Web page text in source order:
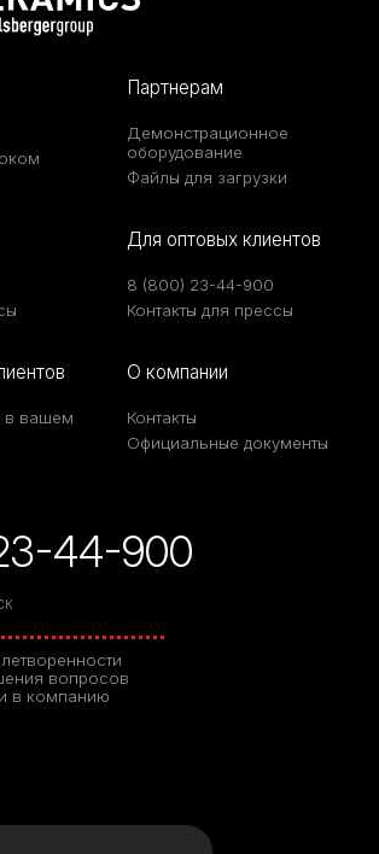
Партнерам
Демонстрационное
оборудование
Файлы для загрузки
Для оптовых клиентов
8 (800) 23-44-900
Контакты для прессы
в вашем
О компании
Контакты
Официальные документы
44-900
вопросов
в компанию